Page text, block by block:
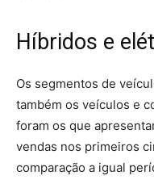
Híbridos e
Os segmentos de
também os veículos e
foram os que
vendas nos primeiros
comparação a igual